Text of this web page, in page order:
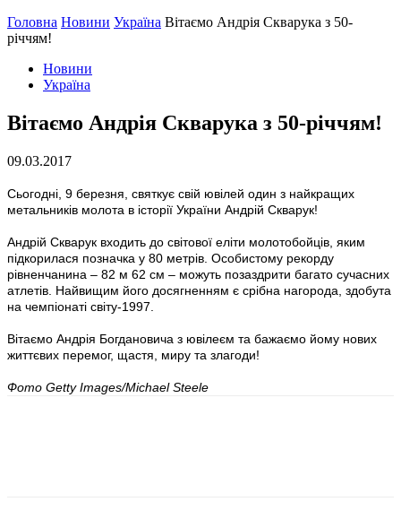
Головна Новини Україна Вітаємо Андрія Скварука з 50-
річчям!
Новини
Україна
Вітаємо Андрія Скварука з 50-річчям!
09.03.2017
Сьогодні, 9 березня, святкує свій ювілей один з найкращих
метальників молота в історії України Андрій Скварук!
Андрій Скварук входить до світової еліти молотобойців, яким
підкорилася позначка у 80 метрів. Особистому рекорду
рівненчанина – 82 м 62 см – можуть позаздрити багато сучасних
атлетів. Найвищим його досягненням є срібна нагорода, здобута
на чемпіонаті світу-1997.
Вітаємо Андрія Богдановича з ювілеєм та бажаємо йому нових
життєвих перемог, щастя, миру та злагоди!
Фото Getty Images/Michael Steele